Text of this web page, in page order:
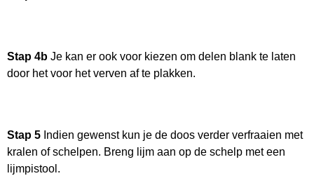
Stap 4b Je kan er ook voor kiezen om delen blank te laten
door het voor het verven af te plakken.
Stap 5 Indien gewenst kun je de doos verder verfraaien met
kralen of schelpen. Breng lijm aan op de schelp met een
lijmpistool.